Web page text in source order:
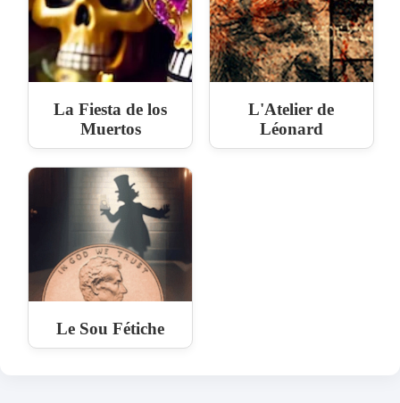
La Fiesta de los
Muertos
L'Atelier de
Léonard
Le Sou Fétiche